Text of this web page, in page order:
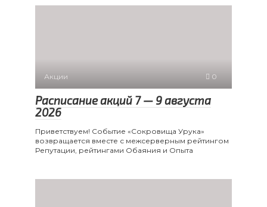
Акции 0
Расписание акций 7 — 9 августа
2026
Приветствуем! Событие «Сокровища Урука»
возвращается вместе с межсерверным рейтингом
Репутации, рейтингами Обаяния и Опыта